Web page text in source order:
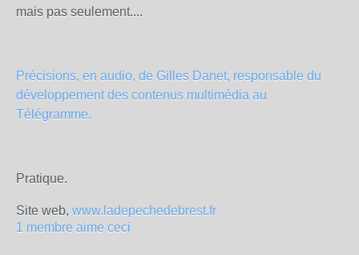
mais pas seulement....
Précisions, en audio, de Gilles Danet, responsable du
développement des contenus multimédia au
Télégramme.
Pratique.
Site web, www.ladepechedebrest.fr
1 membre aime ceci